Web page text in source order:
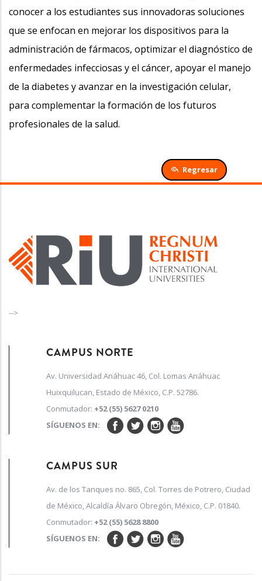
conocer a los estudiantes sus innovadoras soluciones
que se enfocan en mejorar los dispositivos para la
administración de fármacos, optimizar el diagnóstico de
enfermedades infecciosas y el cáncer, apoyar el manejo
de la diabetes y avanzar en la investigación celular,
para complementar la formación de los futuros
profesionales de la salud.
Regresar
-->
CAMPUS NORTE
Av. Universidad Anáhuac 46, Col. Lomas Anáhuac
Huixquilucan, Estado de México, C.P. 52786.
Conmutador: +52 (55) 5627 0210
SÍGUENOS EN:
CAMPUS SUR
Av. de los Tanques no. 865, Col. Torres de Potrero, Ciudad
de México, Alcaldía Álvaro Obregón, México, C.P. 01840.
Conmutador: +52 (55) 5628 8800
SÍGUENOS EN: